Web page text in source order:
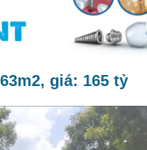
giá: 165 tỷ